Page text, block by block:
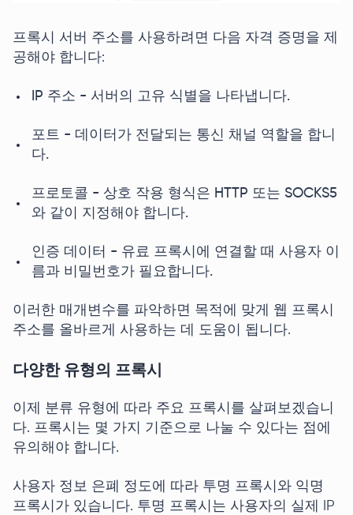
프록시 서버 주소를 사용하려면 다음 자격 증명을 제
공해야 합니다:
IP 주소 - 서버의 고유 식별을 나타냅니다.
포트 - 데이터가 전달되는 통신 채널 역할을 합니
다.
프로토콜 - 상호 작용 형식은 HTTP 또는 SOCKS5
와 같이 지정해야 합니다.
인증 데이터 - 유료 프록시에 연결할 때 사용자 이
름과 비밀번호가 필요합니다.
이러한 매개변수를 파악하면 목적에 맞게 웹 프록시
주소를 올바르게 사용하는 데 도움이 됩니다.
다양한 유형의 프록시
이제 분류 유형에 따라 주요 프록시를 살펴보겠습니
다. 프록시는 몇 가지 기준으로 나눌 수 있다는 점에
유의해야 합니다.
사용자 정보 은폐 정도에 따라 투명 프록시와 익명
프록시가 있습니다. 투명 프록시는 사용자의 실제 IP